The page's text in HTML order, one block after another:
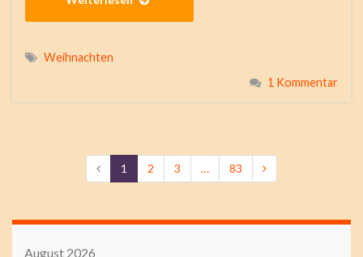
Weihnachten
1 Kommentar
1 2 3 … 83
August 2026